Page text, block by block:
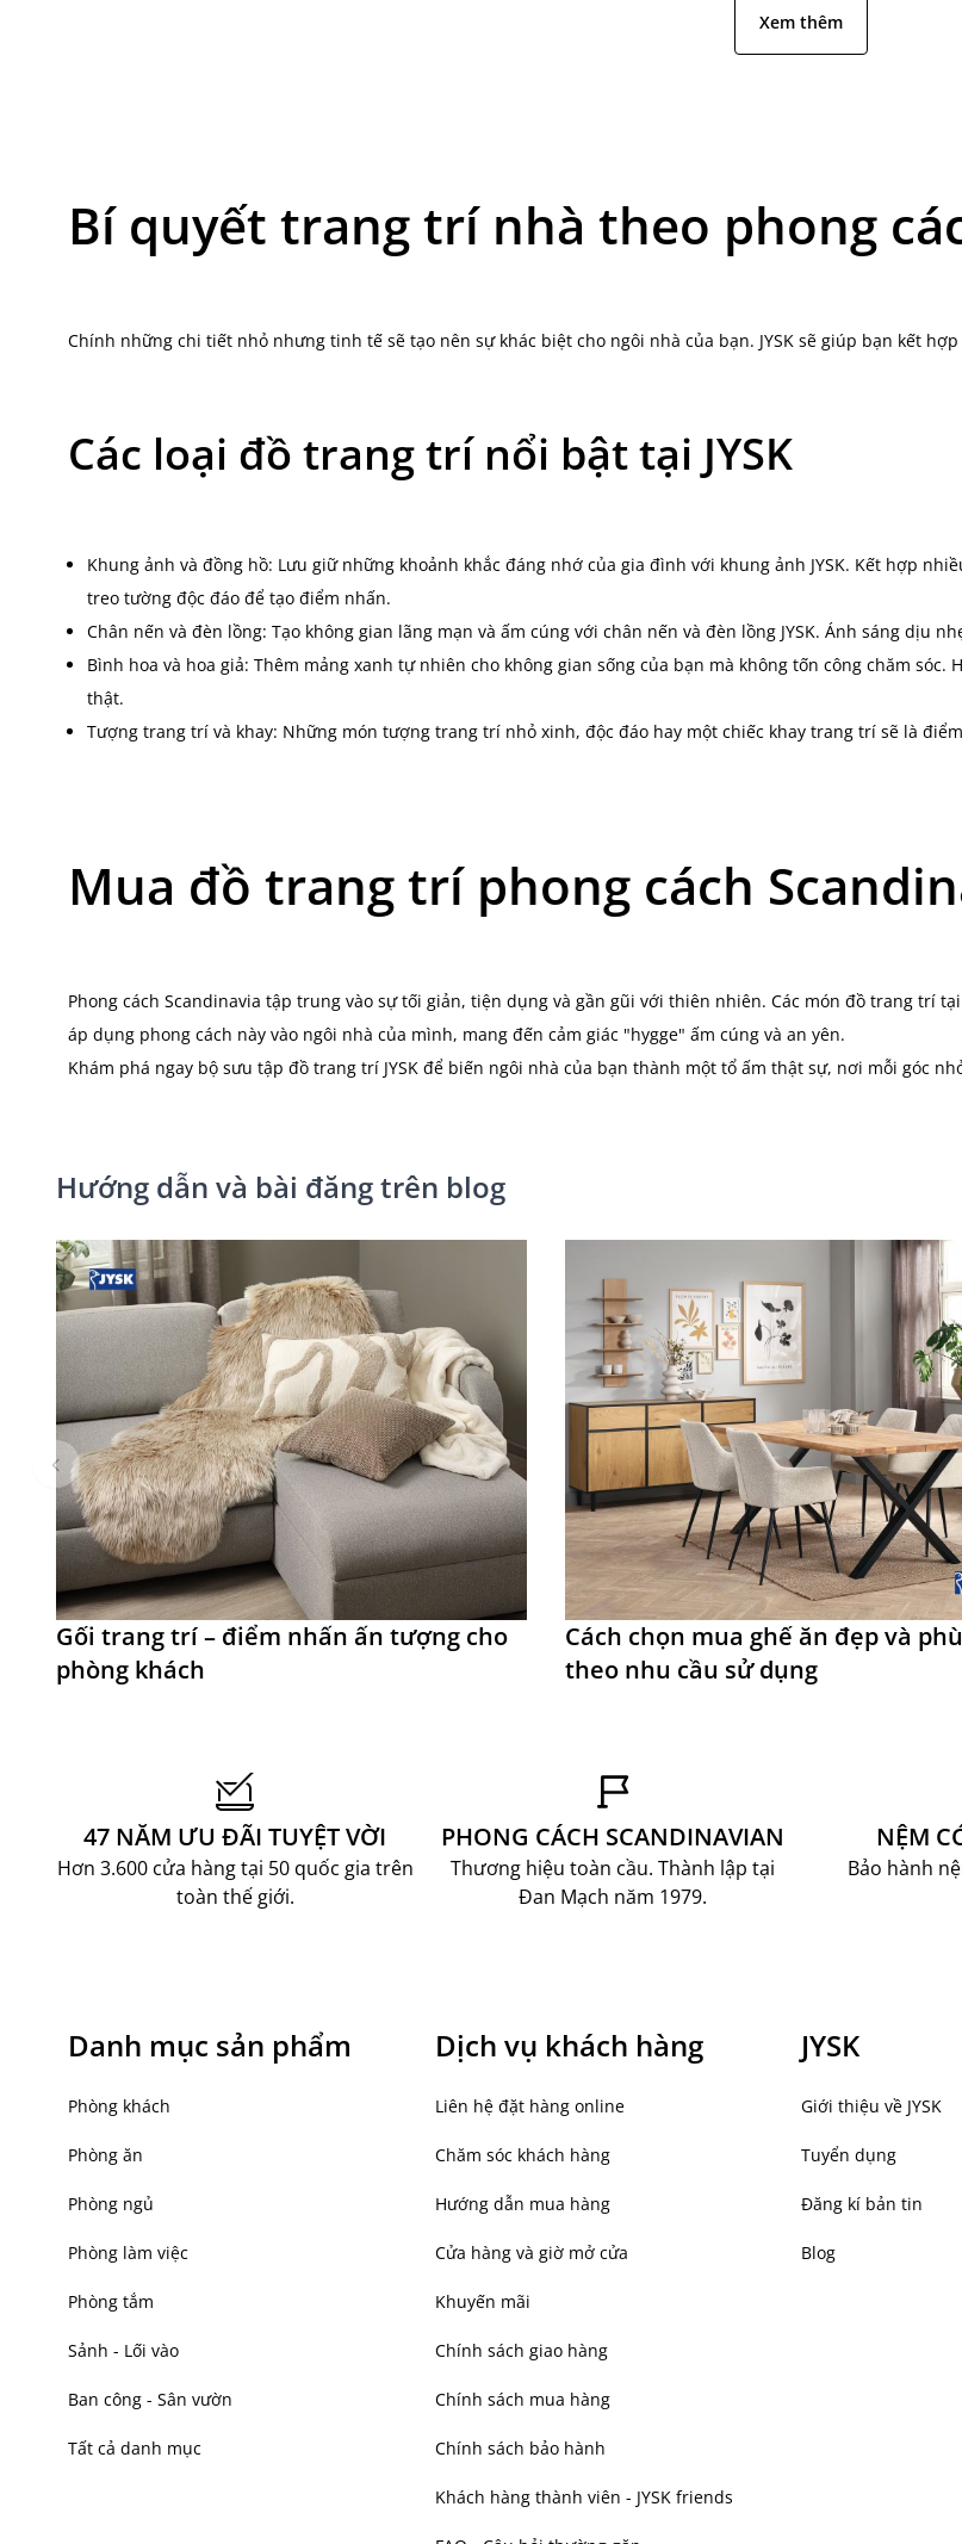
Xem thêm
Bí quyết trang trí nhà theo phong
Chính những chi tiết nhỏ nhưng tinh tế sẽ tạo nên sự khác biệt cho ngôi nhà của bạn. JYSK sẽ giúp bạn kết
Các loại đồ trang trí nổi bật tại JYSK
Khung ảnh và đồng hồ: Lưu giữ những khoảnh khắc đáng nhớ của gia đình với khung ảnh JYSK. Kết hợp
treo tường độc đáo để tạo điểm nhấn.
Chân nến và đèn lồng: Tạo không gian lãng mạn và ấm cúng với chân nến và đèn lồng JYSK. Ánh sáng dịu
Bình hoa và hoa giả: Thêm mảng xanh tự nhiên cho không gian sống của bạn mà không tốn công chăm sóc.
thật.
Tượng trang trí và khay: Những món tượng trang trí nhỏ xinh, độc đáo hay một chiếc khay trang trí sẽ là
Mua đồ trang trí phong cách
Phong cách Scandinavia tập trung vào sự tối giản, tiện dụng và gần gũi với thiên nhiên. Các món đồ trang trí
áp dụng phong cách này vào ngôi nhà của mình, mang đến cảm giác "hygge" ấm cúng và an yên.
Khám phá ngay bộ sưu tập đồ trang trí JYSK để biến ngôi nhà của bạn thành một tổ ấm thật sự, nơi mỗi góc
Hướng dẫn và bài đăng trên blog
Gối trang trí – điểm nhấn ấn tượng cho
phòng khách
Cách chọn mua ghế ăn đẹp và
theo nhu cầu sử dụng
47 NĂM ƯU ĐÃI TUYỆT VỜI
Hơn 3.600 cửa hàng tại 50 quốc gia trên
toàn thế giới.
PHONG CÁCH SCANDINAVIAN
Thương hiệu toàn cầu. Thành lập tại
Đan Mạch năm 1979.
NỆM
Bảo hành
Danh mục sản phẩm
Phòng khách
Phòng ăn
Phòng ngủ
Phòng làm việc
Phòng tắm
Sảnh - Lối vào
Ban công - Sân vườn
Tất cả danh mục
Dịch vụ khách hàng
Liên hệ đặt hàng online
Chăm sóc khách hàng
Hướng dẫn mua hàng
Cửa hàng và giờ mở cửa
Khuyến mãi
Chính sách giao hàng
Chính sách mua hàng
Chính sách bảo hành
Khách hàng thành viên - JYSK friends
JYSK
Giới thiệu về JYSK
Tuyển dụng
Đăng kí bản tin
Blog